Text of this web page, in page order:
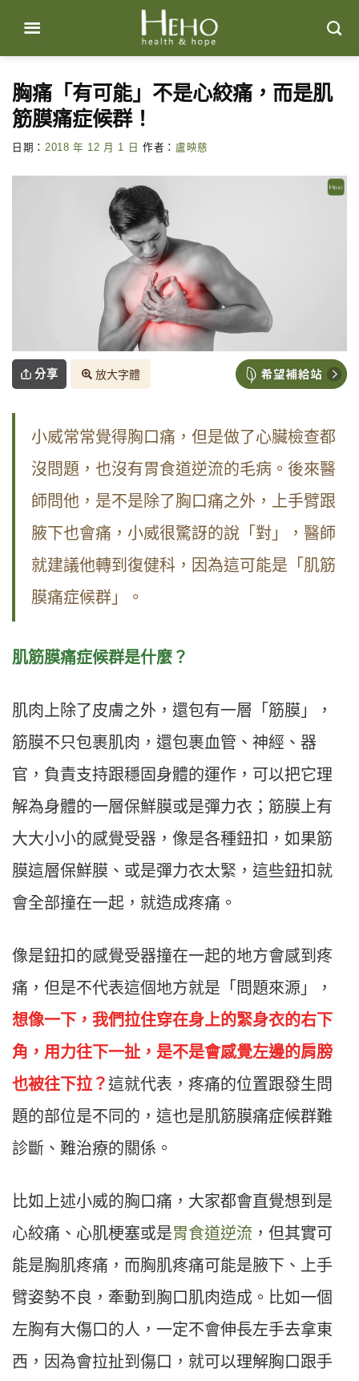
content
胸痛「有可能」不是心絞痛，而是肌
筋膜痛症候群！
日期： 2018 年 12 月 1 日 作者： 盧映慈
分享 放大字體
小威常常覺得胸口痛，但是做了心臟檢查都
沒問題，也沒有胃食道逆流的毛病。後來醫
師問他，是不是除了胸口痛之外，上手臂跟
腋下也會痛，小威很驚訝的說「對」，醫師
就建議他轉到復健科，因為這可能是「肌筋
膜痛症候群」。
肌筋膜痛症候群是什麼？
肌肉上除了皮膚之外，還包有一層「筋膜」，
筋膜不只包裹肌肉，還包裹血管、神經、器
官，負責支持跟穩固身體的運作，可以把它理
解為身體的一層保鮮膜或是彈力衣；筋膜上有
大大小小的感覺受器，像是各種鈕扣，如果筋
膜這層保鮮膜、或是彈力衣太緊，這些鈕扣就
會全部撞在一起，就造成疼痛。
像是鈕扣的感覺受器撞在一起的地方會感到疼
痛，但是不代表這個地方就是「問題來源」，
想像一下，我們拉住穿在身上的緊身衣的右下
角，用力往下一扯，是不是會感覺左邊的肩膀
也被往下拉？這就代表，疼痛的位置跟發生問
題的部位是不同的，這也是肌筋膜痛症候群難
診斷、難治療的關係。
比如上述小威的胸口痛，大家都會直覺想到是
心絞痛、心肌梗塞或是胃食道逆流 ，但其實可
能是胸肌疼痛，而胸肌疼痛可能是腋下、上手
臂姿勢不良，牽動到胸口肌肉造成。比如一個
左胸有大傷口的人，一定不會伸長左手去拿東
西，因為會拉扯到傷口，就可以理解胸口跟手